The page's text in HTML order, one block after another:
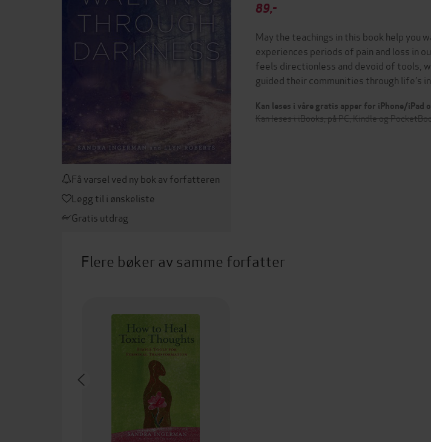
Få varsel ved ny bok av forfatteren
Legg til i ønskeliste
Gratis utdrag
89,-
May the teachings in this book help you
experiences periods of pain and loss in
feels directionless and devoid of tools,
guided their communities through life’s
Kan leses i våre gratis apper for iPhone/iPad
Kan leses i iBooks, på PC, Kindle og
Flere bøker av samme forfatter